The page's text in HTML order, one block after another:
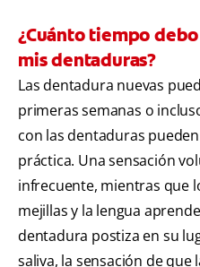
¿Cuánto tiempo
mis dentaduras?
Las dentadura nuevas
primeras semanas o
con las dentaduras
práctica. Una sensación
infrecuente, mientras que
mejillas y la lengua
dentadura postiza en su
saliva, la sensación de que